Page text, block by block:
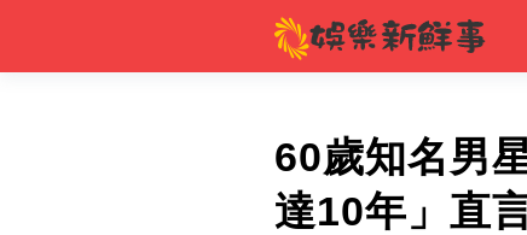
60歲知名男
達10年」直